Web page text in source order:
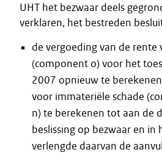
UHT het bezwaar deels
verklaren, het bestreden
de vergoeding van de rente
(component o) voor het
2007 opnieuw te
voor immateriële schade
n) te berekenen tot aan de
beslissing op bezwaar en in
verlengde daarvan de